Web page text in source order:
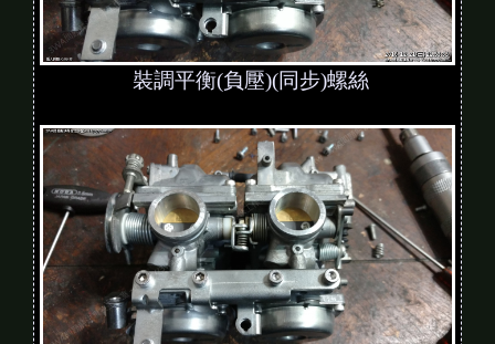
裝調平衡(負壓)(同步)螺絲